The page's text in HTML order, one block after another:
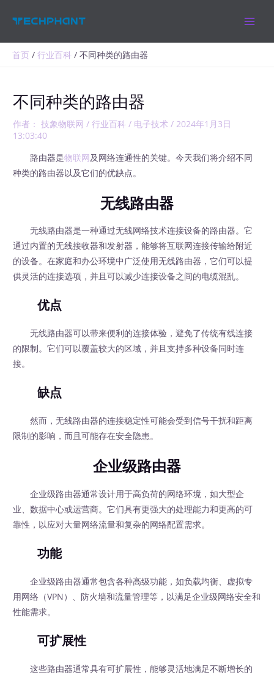
首页 行业百科 不同种类的路由器
不同种类的路由器
作者： 技象物联网/行业百科 / 电子技术 /2024年1月3日
13:03:40
路由器是物联网及网络连通性的关键。今天我们将介绍不同
种类的路由器以及它们的优缺点。
无线路由器
无线路由器是一种通过无线网络技术连接设备的路由器。它
通过内置的无线接收器和发射器，能够将互联网连接传输给附近
的设备。在家庭和办公环境中广泛使用无线路由器，它们可以提
供灵活的连接选项，并且可以减少连接设备之间的电缆混乱。
优点
无线路由器可以带来便利的连接体验，避免了传统有线连接
的限制。它们可以覆盖较大的区域，并且支持多种设备同时连
接。
缺点
然而，无线路由器的连接稳定性可能会受到信号干扰和距离
限制的影响，而且可能存在安全隐患。
企业级路由器
企业级路由器通常设计用于高负荷的网络环境，如大型企
业、数据中心或运营商。它们具有更强大的处理能力和更高的可
靠性，以应对大量网络流量和复杂的网络配置需求。
功能
企业级路由器通常包含各种高级功能，如负载均衡、虚拟专
用网络（VPN）、防火墙和流量管理等，以满足企业级网络安全和
性能需求。
可扩展性
这些路由器通常具有可扩展性，能够灵活地满足不断增长的